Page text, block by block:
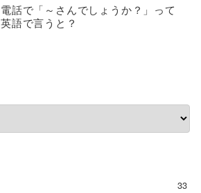
電話で「～さんでしょうか？」って
英語で言うと？
33